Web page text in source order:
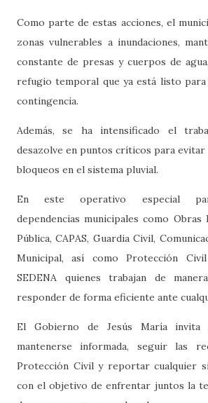
Como parte de estas acciones, el
zonas vulnerables a inundaciones,
constante de presas y cuerpos de
refugio temporal que ya está listo
contingencia.
Además, se ha intensificado el
desazolve en puntos críticos para evitar
bloqueos en el sistema pluvial.
En este operativo especial
dependencias municipales como Obras
Pública, CAPAS, Guardia Civil,
Municipal, así como Protección
SEDENA quienes trabajan de
responder de forma eficiente ante
El Gobierno de Jesús María
mantenerse informada, seguir las
Protección Civil y reportar cualquier
con el objetivo de enfrentar juntos la